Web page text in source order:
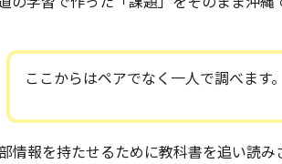
ここからはペアでなく一人で調べます。
情報を持たせるために教科書を追い読み